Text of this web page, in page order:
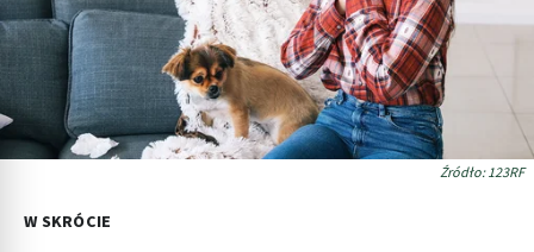
Źródło: 123RF
W SKRÓCIE